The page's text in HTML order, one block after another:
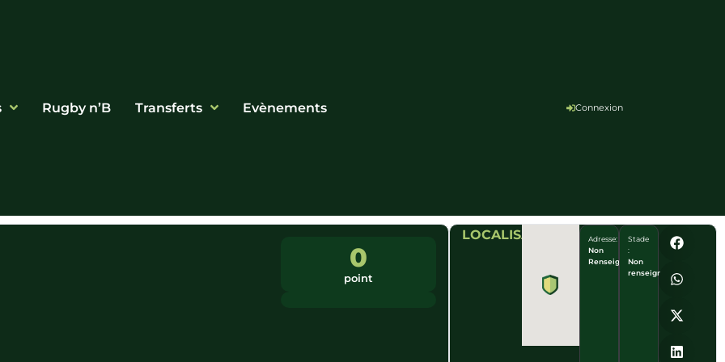
Rugby n’B Transferts Evènements Connexion
0
point
LOCALISATION
Adresse:
Non
Renseigné
Stade
:
Non
renseigné